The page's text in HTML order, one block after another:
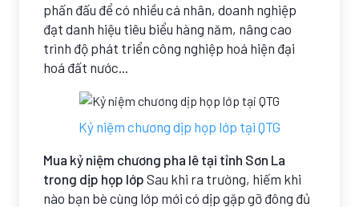
phấn đấu để có nhiều cá nhân, doanh nghiệp
đạt danh hiệu tiêu biểu hàng năm, nâng cao
trình độ phát triển công nghiệp hoá hiện đại
hoá đất nước...
Kỷ niệm chương dịp họp lớp tại QTG
Mua kỷ niệm chương pha lê tại tỉnh Sơn La
trong dịp họp lớp Sau khi ra trường, hiếm khi
nào bạn bè cùng lớp mới có dịp gặp gỡ đông đủ